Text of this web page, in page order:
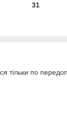
31
тільки по